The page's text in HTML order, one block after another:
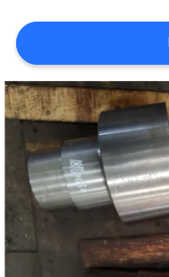
FORDERN
SIE EIN
ZITAT
SITEMAP
PRIVACY